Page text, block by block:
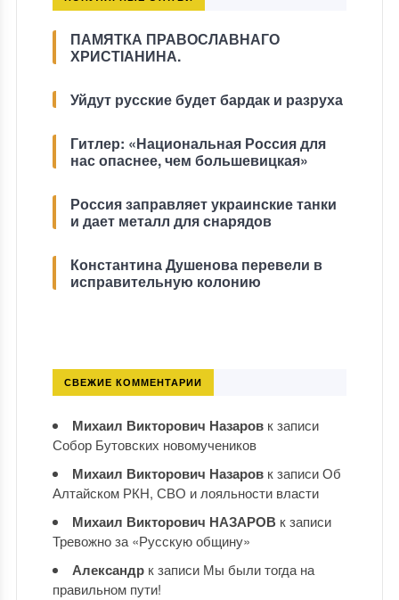
ПАМЯТКА ПРАВОСЛАВНАГО
ХРИСТІАНИНА.
Уйдут русские будет бардак и разруха
Гитлер: «Национальная Россия для
нас опаснее, чем большевицкая»
Россия заправляет украинские танки
и дает металл для снарядов
Константина Душенова перевели в
исправительную колонию
СВЕЖИЕ КОММЕНТАРИИ
Михаил Викторович Назаровк записи
Собор Бутовских новомучеников
Михаил Викторович Назаровк записиОб
Алтайском РКН, СВО и лояльности власти
Михаил Викторович НАЗАРОВ к записи
Тревожно за «Русскую общину»
Александрк записи Мы были тогда на
правильном пути!